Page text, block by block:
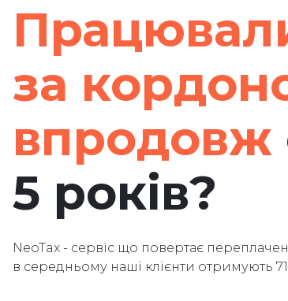
за
впродовж
5 років?
NeoTax - сервіс що повертає
в середньому наші клієнти отримують